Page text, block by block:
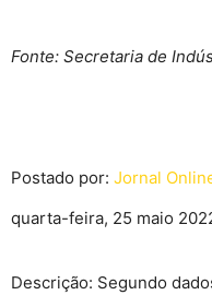
Fonte: Secretaria de
Postado por: Jornal
quarta-feira, 25 maio
Descrição: Segundo